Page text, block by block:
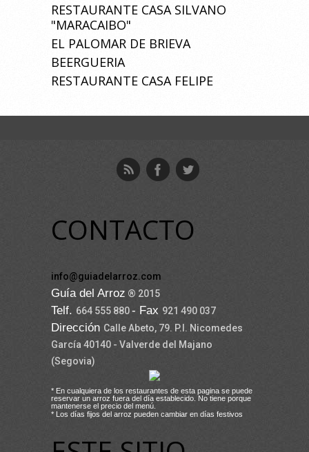
RESTAURANTE CASA SILVANO
"MARACAIBO"
EL PALOMAR DE BRIEVA
BEERGUERIA
RESTAURANTE CASA FELIPE
CONTACTO
info@guiadelarroz.com
Guía del Arroz ® 2015
Telf. 664 555 880- Fax 921 490 037
Dirección Calle Abeto, 79. P.I. Nicomedes
García 40140 - Valverde del Majano
(Segovia)
* En cualquiera de los restaurantes de esta pagina se puede
reservar un arroz fuera del día establecido. No tiene porque
mantenerse el precio del menú.
* Los días fijos del arroz pueden cambiar en días festivos